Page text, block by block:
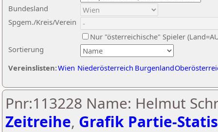
Sortierung
Bundesland
Spgem./Kreis/Verein
Nur "österreichische" Spieler
Vereinslisten:Wien Niederösterreich Burgenland
Pnr:113228 Name: Helmut
Zeitreihe, Grafik Partie-